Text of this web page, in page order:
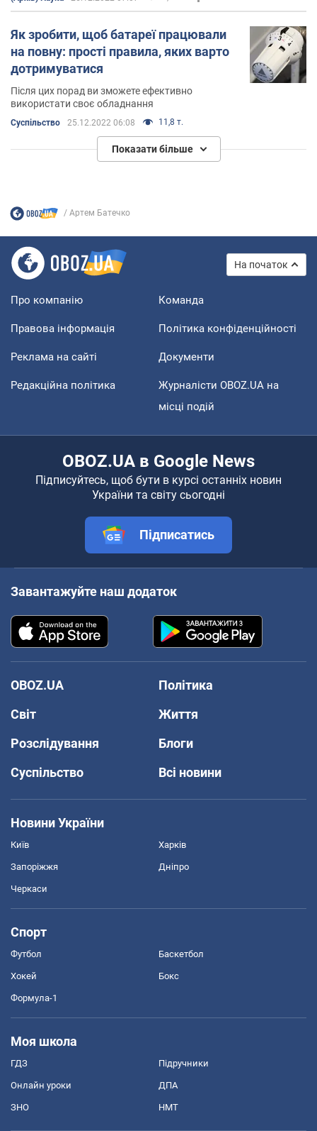
Як зробити, щоб батареї працювали
на повну: прості правила, яких варто
дотримуватися
Після цих порад ви зможете ефективно
використати своє обладнання
Суспільство 25.12.2022 06:08 11,8 т.
Показати більше
Артем Батечко
На початок
Про компанію Команда
Правова інформація Політика конфіденційності
Реклама на сайті Документи
Редакційна політика
Журналісти OBOZ.UA на
місці подій
OBOZ.UA в Google News
Підписуйтесь, щоб бути в курсі останніх новин
України та світу сьогодні
Підписатись
Завантажуйте наш додаток
OBOZ.UA
Політика
Світ
Життя
Розслідування
Блоги
Суспільство
Всі новини
Новини України
Київ Харків
Запоріжжя Дніпро
Черкаси
Спорт
Футбол Баскетбол
Хокей Бокс
Формула-1
Моя школа
ГДЗ Підручники
Онлайн уроки ДПА
ЗНО НМТ